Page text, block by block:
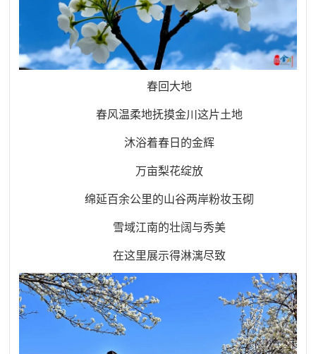
春回大地
春风温柔地抚摸金川这片土地
沐浴着春日的金辉
万亩梨花绽放
绵延百余公里的山谷两岸粉妆玉砌
雪域江南的壮阔与秀美
在这里展示得淋漓尽致